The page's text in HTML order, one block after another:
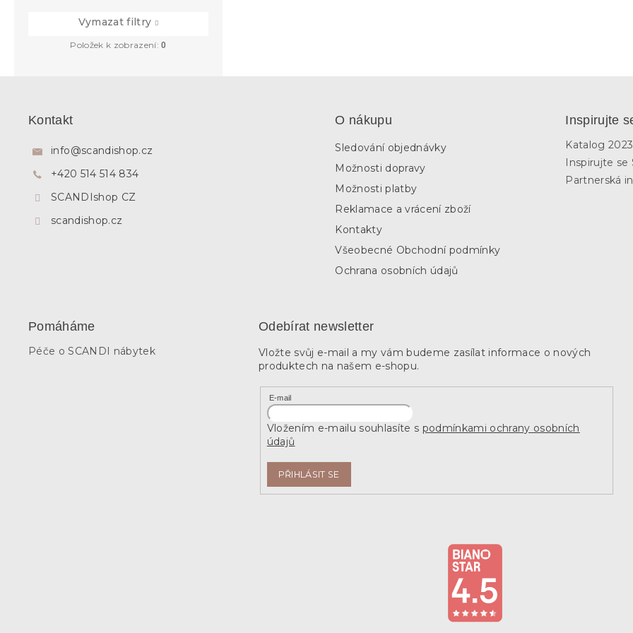
Vymazat filtry
Položek k zobrazení:0
Kontakt
info@scandishop.cz
+420 514 514 834
SCANDIshop CZ
scandishop.cz
O nákupu
Sledování objednávky
Možnosti dopravy
Možnosti platby
Reklamace a vrácení zboží
Kontakty
Všeobecné Obchodní podmínky
Ochrana osobních údajů
Inspirujte
Katalog 2023
Inspirujte se
Partnerská
Pomáháme
Péče o SCANDI nábytek
Odebírat newsletter
Vložte svůj e-mail a my vám budeme zasílat informace o nových
produktech na našem e-shopu.
E-mail
Vložením e-mailu souhlasíte s podmínkami ochrany osobních
údajů
PŘIHLÁSIT SE